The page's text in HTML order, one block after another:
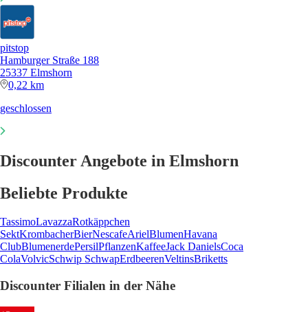
pitstop
Hamburger Straße 188
25337 Elmshorn
0,22 km
geschlossen
Discounter Angebote in Elmshorn
Beliebte Produkte
TassimoLavazzaRotkäppchen
SektKrombacherBierNescafeArielBlumenHavana
ClubBlumenerdePersilPflanzenKaffeeJack DanielsCoca
ColaVolvicSchwip SchwapErdbeerenVeltinsBriketts
Discounter Filialen in der Nähe